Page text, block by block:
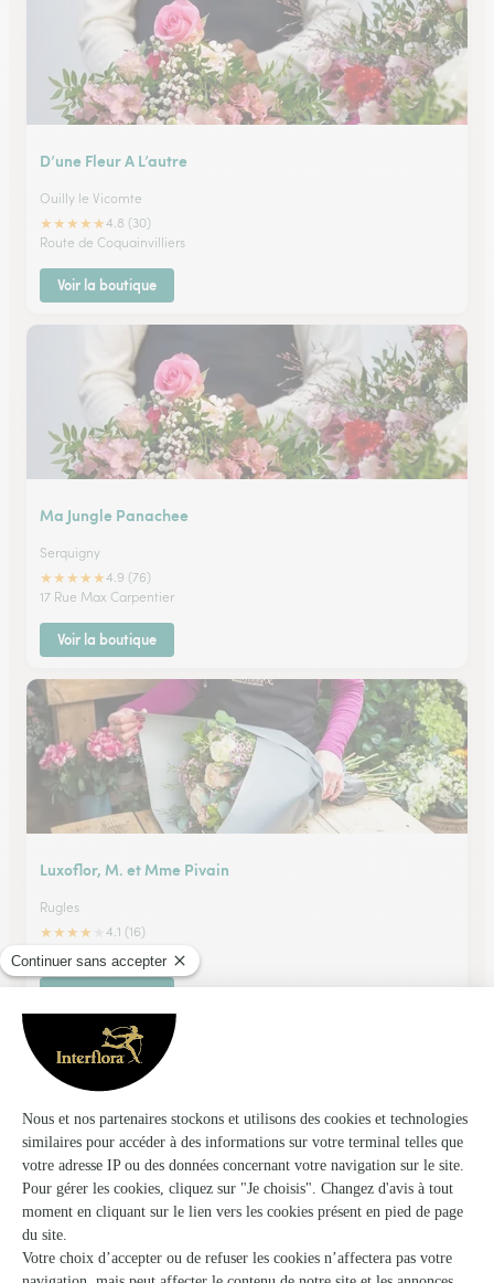
D’une Fleur A L’autre
Ouilly le Vicomte
★★★★★4.8 (30)
Route de Coquainvilliers
Voir la boutique
Ma Jungle Panachee
Serquigny
★★★★★4.9 (76)
17 Rue Max Carpentier
Voir la boutique
Luxoflor, M. et Mme Pivain
Rugles
★★★★
4.1 (16)
2 - 4, rue Aristide Briand
Voir la boutique
Pinot Fleurs
L'aigle